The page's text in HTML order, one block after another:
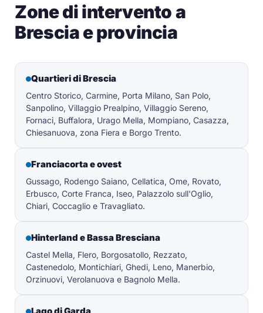
Zone di intervento a
Brescia e provincia
Quartieri di Brescia
Centro Storico, Carmine, Porta Milano, San Polo,
Sanpolino, Villaggio Prealpino, Villaggio Sereno,
Fornaci, Buffalora, Urago Mella, Mompiano, Casazza,
Chiesanuova, zona Fiera e Borgo Trento.
Franciacorta e ovest
Gussago, Rodengo Saiano, Cellatica, Ome, Rovato,
Erbusco, Corte Franca, Iseo, Palazzolo sull'Oglio,
Chiari, Coccaglio e Travagliato.
Hinterland e Bassa Bresciana
Castel Mella, Flero, Borgosatollo, Rezzato,
Castenedolo, Montichiari, Ghedi, Leno, Manerbio,
Orzinuovi, Verolanuova e Bagnolo Mella.